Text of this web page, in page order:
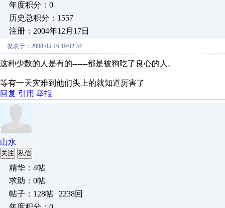
年度积分：0
历史总积分：1557
注册：2004年12月17日
发表于：2008-05-16 19:02:34
这种少数的人是有的------都是被狗吃了良心的人。
等有一天灾难到他们头上的就知道厉害了
回复 引用 举报
山水
关注 私信
精华：4帖
求助：0帖
帖子：128帖 | 2238回